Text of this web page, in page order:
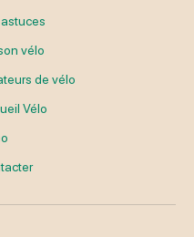
vélo
de vélo
Vélo